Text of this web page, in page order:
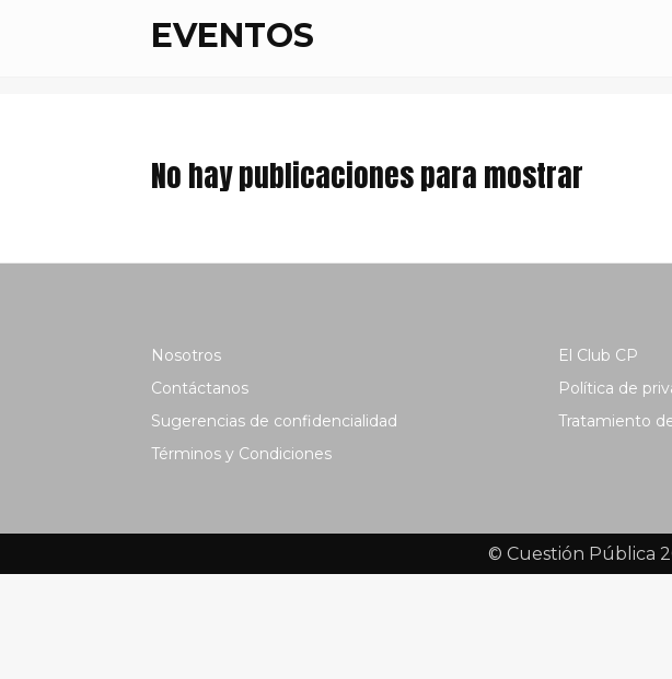
EVENTOS
No hay publicaciones para mostrar
Nosotros
Contáctanos
Sugerencias de confidencialidad
Términos y Condiciones
El Club CP
Política de
Tratamiento
© Cuestión Pública